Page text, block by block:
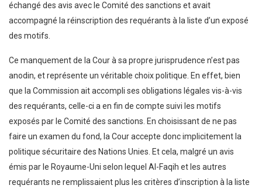
échangé des avis avec le Comité des sanctions et avait
accompagné la réinscription des requérants à la liste d’un exposé
des motifs.
Ce manquement de la Cour à sa propre jurisprudence n’est pas
anodin, et représente un véritable choix politique. En effet, bien
que la Commission ait accompli ses obligations légales vis-à-vis
des requérants, celle-ci a en fin de compte suivi les motifs
exposés par le Comité des sanctions. En choisissant de ne pas
faire un examen du fond, la Cour accepte donc implicitement la
politique sécuritaire des Nations Unies. Et cela, malgré un avis
émis par le Royaume-Uni selon lequel Al-Faqih et les autres
requérants ne remplissaient plus les critères d’inscription à la liste